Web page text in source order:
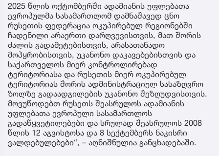
2025 წლის ოქტომბერში ადამიანის უფლებათა
ევროპულმა სასამართლომ დამნაშავედ ცნო
რუსეთის ფედერაცია ოკუპირებულ რეგიონებში
ჩადენილი არაერთი დარღვევისთვის, მათ შორის
ძალის გადამეტებისთვის, არასათანადო
მოპყრობისთვის, უკანონო დაკავებებისთვის და
საქართველოს მიერ კონტროლირებად
ტერიტორიასა და რუსეთის მიერ ოკუპირებულ
ტერიტორიას შორის ადმინისტრაციულ სასაზღვრო
ზოლზე გადაადგილების უკანონო შეზღუდვისთვის.
მოვუწოდებთ რუსეთს შეასრულოს ადამიანის
უფლებათა ევროპული სასამართლოს
გადაწყვეტილებები და სრულად შეასრულოს 2008
წლის 12 აგვისტოსა და 8 სექტემბერს ნაკისრი
ვალდებულებები“, – აღნიშნულია განცხადებაში.